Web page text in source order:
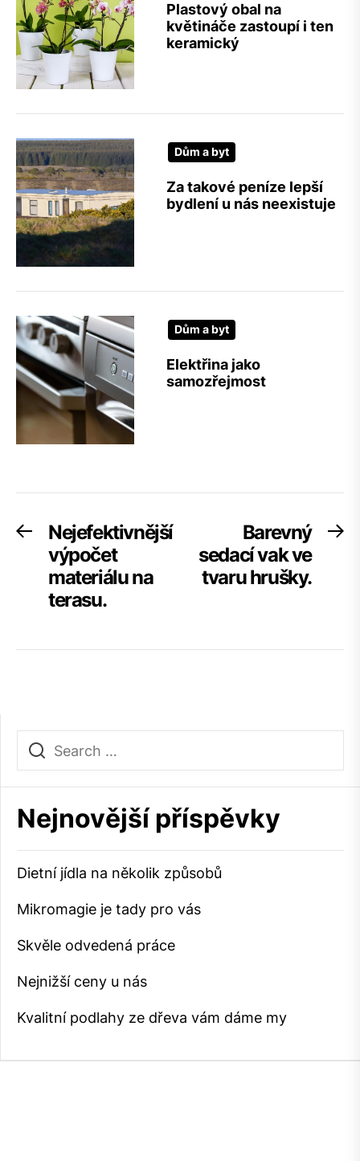
Plastový obal na
květináče zastoupí i ten
keramický
Dům a byt
Za takové peníze lepší
bydlení u nás neexistuje
Dům a byt
Elektřina jako
samozřejmost
Navigace
pro
příspěvek
Previous
post:
Nejefektivnější
výpočet
materiálu na
terasu.
Barevný
sedací vak ve
tvaru hrušky.
Nejnovější příspěvky
Dietní jídla na několik způsobů
Mikromagie je tady pro vás
Skvěle odvedená práce
Nejnižší ceny u nás
Kvalitní podlahy ze dřeva vám dáme my